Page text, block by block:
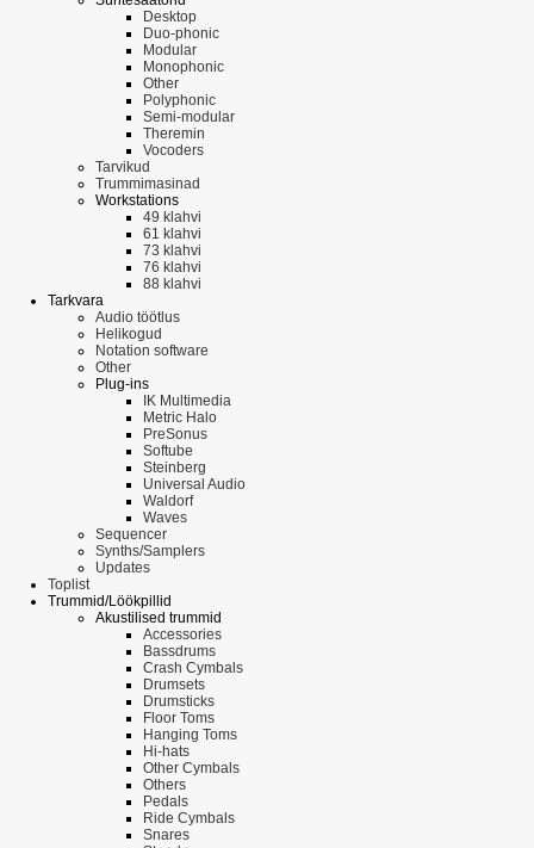
Desktop
Duo-phonic
Modular
Monophonic
Other
Polyphonic
Semi-modular
Theremin
Vocoders
Tarvikud
Trummimasinad
Workstations
49 klahvi
61 klahvi
73 klahvi
76 klahvi
88 klahvi
Tarkvara
Audio töötlus
Helikogud
Notation software
Other
Plug-ins
IK Multimedia
Metric Halo
PreSonus
Softube
Steinberg
Universal Audio
Waldorf
Waves
Sequencer
Synths/Samplers
Updates
Toplist
Trummid/Löökpillid
Akustilised trummid
Accessories
Bassdrums
Crash Cymbals
Drumsets
Drumsticks
Floor Toms
Hanging Toms
Hi-hats
Other Cymbals
Others
Pedals
Ride Cymbals
Snares